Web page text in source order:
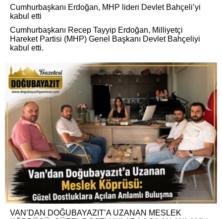
Cumhurbaşkanı Erdoğan, MHP lideri Devlet Bahçeli’yi
kabul etti
Cumhurbaşkanı Recep Tayyip Erdoğan, Milliyetçi
Hareket Partisi (MHP) Genel Başkanı Devlet Bahçeliyi
kabul etti.
VAN’DAN DOĞUBAYAZIT’A UZANAN MESLEK